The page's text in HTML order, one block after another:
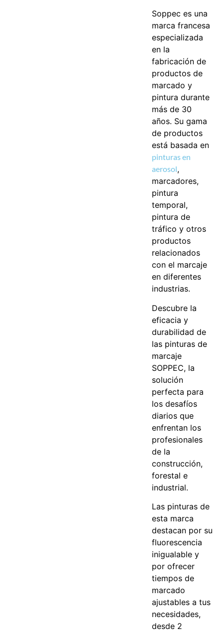
Soppec es una
marca francesa
especializada
en la
fabricación de
productos de
marcado y
pintura durante
más de 30
años. Su gama
de productos
está basada en
pinturas en
aerosol,
marcadores,
pintura
temporal,
pintura de
tráfico y otros
productos
relacionados
con el marcaje
en diferentes
industrias.
Descubre la
eficacia y
durabilidad de
las pinturas de
marcaje
SOPPEC, la
solución
perfecta para
los desafíos
diarios que
enfrentan los
profesionales
de la
construcción,
forestal e
industrial.
Las pinturas de
esta marca
destacan por su
fluorescencia
inigualable y
por ofrecer
tiempos de
marcado
ajustables a tus
necesidades,
desde 2